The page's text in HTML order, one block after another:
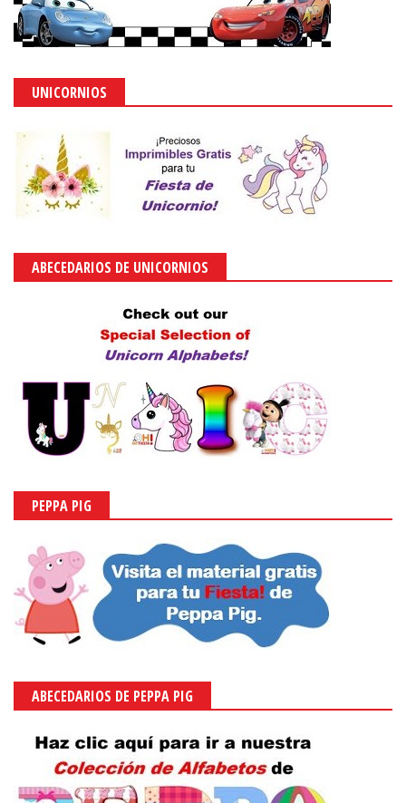
UNICORNIOS
ABECEDARIOS DE UNICORNIOS
PEPPA PIG
ABECEDARIOS DE PEPPA PIG